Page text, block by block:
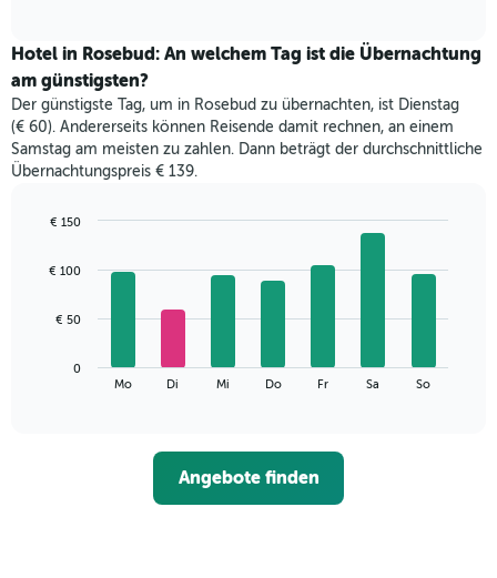
den
durchschnittlichen
Zimmerpreis
im
jeweiligen
Monat
an.
Diagramm
X-
die
Monate
Hotel in Rosebud: An welchem Tag ist die Übernachtung
am günstigsten?
Der günstigste Tag, um in Rosebud zu übernachten, ist Dienstag
(€ 60). Andererseits können Reisende damit rechnen, an einem
Samstag am meisten zu zahlen. Dann beträgt der durchschnittliche
Übernachtungspreis € 139.
with
bars.
folgende
durchschnittlichen
Mo Di Mi Do Fr Sa So
0
€ 50
€ 100
€ 150
Angebote finden